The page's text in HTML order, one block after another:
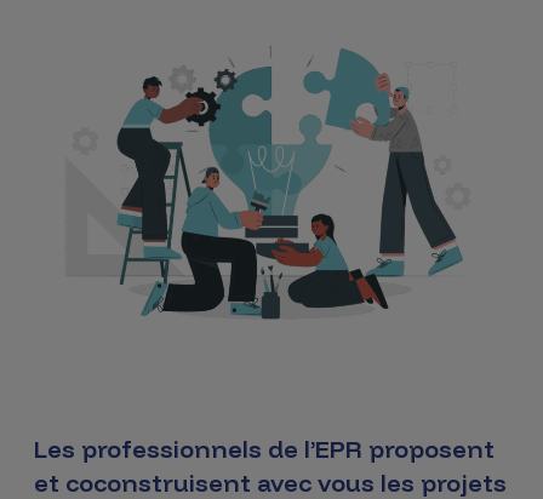
Les professionnels de l’EPR proposent
et coconstruisent avec vous les projets